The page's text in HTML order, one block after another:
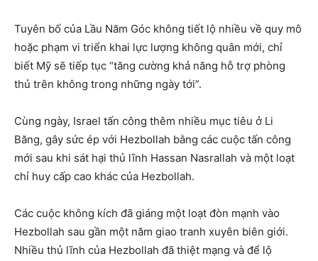
Tuyên bố của Lầu Năm Góc không tiết lộ nhiều về quy mô
hoặc phạm vi triển khai lực lượng không quân mới, chỉ
biết Mỹ sẽ tiếp tục “tăng cường khả năng hỗ trợ phòng
thủ trên không trong những ngày tới”.
Cùng ngày, Israel tấn công thêm nhiều mục tiêu ở Li
Băng, gây sức ép với Hezbollah bằng các cuộc tấn công
mới sau khi sát hại thủ lĩnh Hassan Nasrallah và một loạt
chỉ huy cấp cao khác của Hezbollah.
Các cuộc không kích đã giáng một loạt đòn mạnh vào
Hezbollah sau gần một năm giao tranh xuyên biên giới.
Nhiều thủ lĩnh của Hezbollah đã thiệt mạng và để lộ